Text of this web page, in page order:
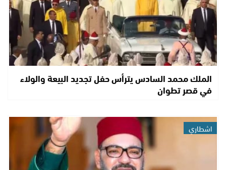
الملك محمد السادس يترأس حفل تجديد البيعة والولاء
في قصر تطوان
اشطاري